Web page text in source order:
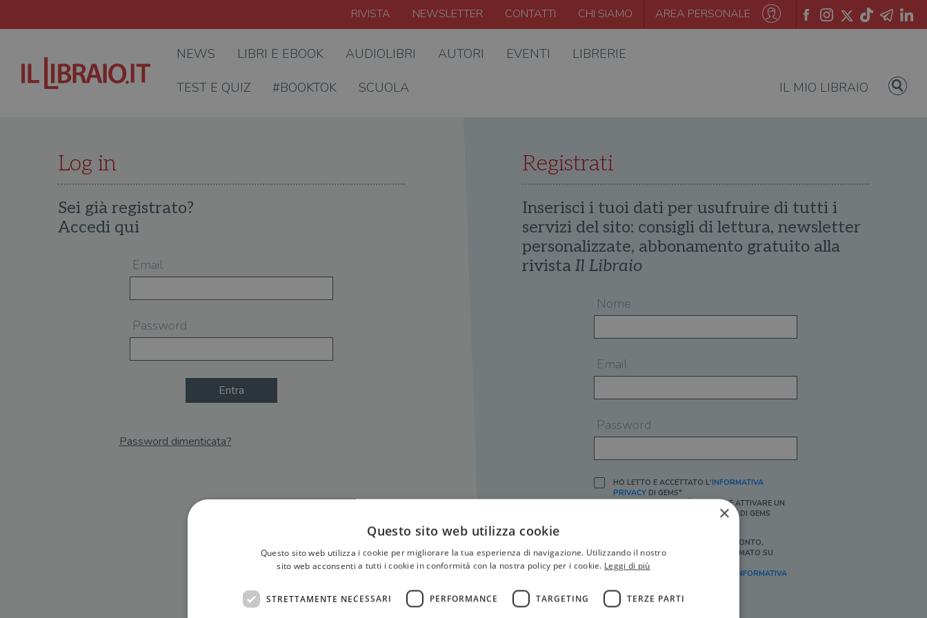
RIVISTA NEWSLETTER CONTATTI CHI SIAMO AREA PERSONALE
NEWS LIBRI E EBOOK AUDIOLIBRI AUTORI EVENTI LIBRERIE
TEST E QUIZ #BOOKTOK SCUOLA IL MIO LIBRAIO
Log in
Sei già registrato?
Accedi qui
Email
Password
Entra
Password dimenticata?
Registrati
Inserisci i tuoi dati per usufruire di tutti i
servizi del sito: consigli di lettura, newsletter
personalizzate, abbonamento gratuito alla
rivista Il Libraio
Nome
Email
Password
HO LETTO E ACCETTATO L'INFORMATIVA
PRIVACYDI GEMS*
IN MANCANZA NON È POSSIBILE ATTIVARE UN
ACCOUNT E/O RICEVERE I SERVIZI DI GEMS
SÌ, DESIDERO RICEVERE BUONI SCONTO,
OFFERTE SPECIALI, ESSERE INFORMATO SU
PROMOZIONI E NOVITÀ.
[FINALITÀ MARKETING, ART.2 (E),
INFORMATIVA
×
Questo sito web utilizza cookie
Questo sito web utilizza i cookie per migliorare la tua esperienza di navigazione. Utilizzando il nostro
sito web acconsenti a tutti i cookie in conformità con la nostra policy per i cookie. Leggi di più
STRETTAMENTE NECESSARI PERFORMANCE TARGETING TERZE PARTI